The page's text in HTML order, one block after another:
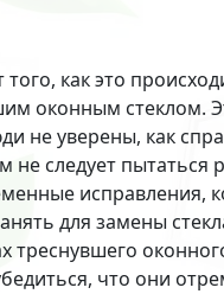
как это
оконным стеклом.
не уверены, как
не следует
исправления,
для замены
треснувшего
что они